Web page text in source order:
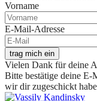
Vorname
E-Mail-Adresse
trag mich ein
Vielen Dank für deine
Bitte bestätige deine
wir dir zugeschickt